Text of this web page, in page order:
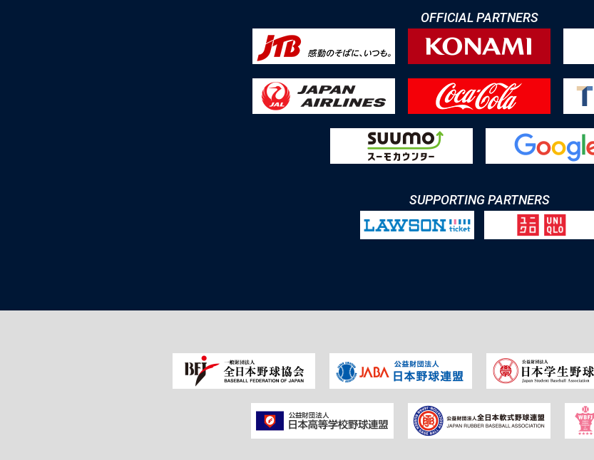
OFFICIAL PARTNERS
SUPPORTING PARTNERS